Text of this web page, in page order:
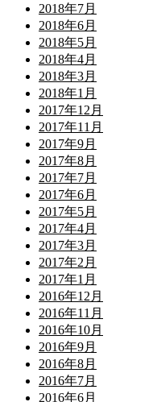
2018年7月
2018年6月
2018年5月
2018年4月
2018年3月
2018年1月
2017年12月
2017年11月
2017年9月
2017年8月
2017年7月
2017年6月
2017年5月
2017年4月
2017年3月
2017年2月
2017年1月
2016年12月
2016年11月
2016年10月
2016年9月
2016年8月
2016年7月
2016年6月